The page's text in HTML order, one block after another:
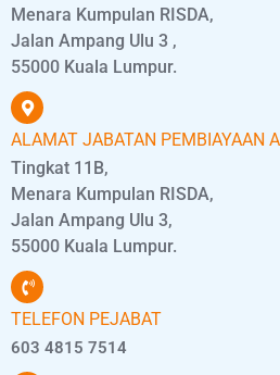
Menara Kumpulan RISDA,
Jalan Ampang Ulu 3 ,
55000 Kuala Lumpur.
ALAMAT JABATAN PEMBIAYAAN
Tingkat 11B,
Menara Kumpulan RISDA,
Jalan Ampang Ulu 3,
55000 Kuala Lumpur.
TELEFON PEJABAT
603 4815 7514